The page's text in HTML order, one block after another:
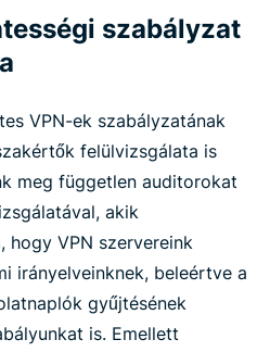
szabályzat
VPN-ek szabályzatának
felülvizsgálata is
meg független auditorokat
akik
hogy VPN szervereink
irányelveinknek, beleértve a
gyűjtésének
is. Emellett